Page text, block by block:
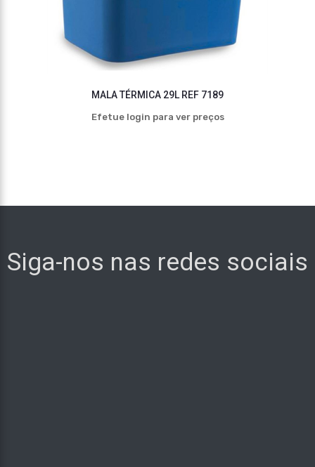
MALA TÉRMICA 29L REF 7189
Efetue login para ver preços
Siga-nos nas redes sociais